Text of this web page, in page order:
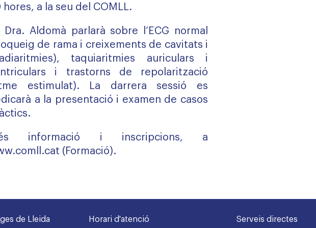
hores, a la seu del COMLL.
Dra. Aldomà parlarà sobre l’ECG normal
de rama i creixements de cavitats i
taquiaritmies auriculars i
i trastorns de repolarització
estimulat). La darrera sessió es
a la presentació i examen de casos
informació i inscripcions, a
(Formació).
de Lleida Horari d'atenció Serveis directes